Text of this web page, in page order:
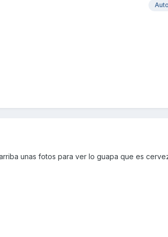
unas fotos para ver lo guapa que es